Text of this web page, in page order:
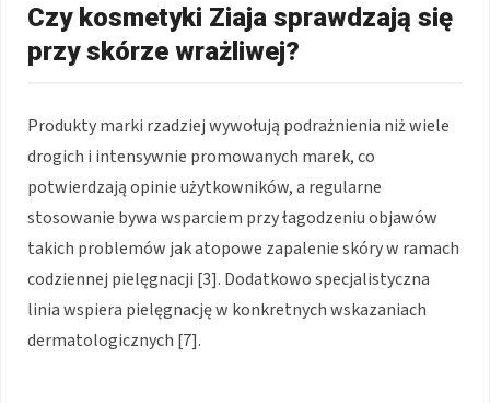
Czy kosmetyki Ziaja sprawdzają się
przy skórze wrażliwej?
Produkty marki rzadziej wywołują podrażnienia niż wiele
drogich i intensywnie promowanych marek, co
potwierdzają opinie użytkowników, a regularne
stosowanie bywa wsparciem przy łagodzeniu objawów
takich problemów jak atopowe zapalenie skóry w ramach
codziennej pielęgnacji [3]. Dodatkowo specjalistyczna
linia wspiera pielęgnację w konkretnych wskazaniach
dermatologicznych [7].